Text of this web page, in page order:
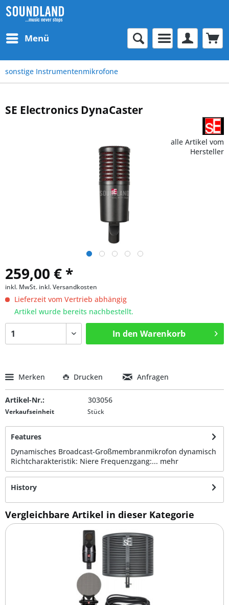
Menü
sonstige Instrumentenmikrofone
SE Electronics DynaCaster
alle Artikel vom
Hersteller
259,00 € *
inkl. MwSt. inkl. Versandkosten
Lieferzeit vom Vertrieb abhängig
Artikel wurde bereits nachbestellt.
In den Warenkorb
Merken Drucken Anfragen
Artikel-Nr.: 303056
Verkaufseinheit Stück
Features
Dynamisches Broadcast-Großmembranmikrofon dynamisch
Richtcharakteristik: Niere Frequenzgang:... mehr
History
Vergleichbare Artikel in dieser Kategorie